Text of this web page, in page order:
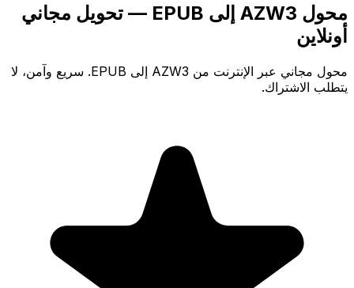
محول AZW3 إلى EPUB — تحويل مجاني
أونلاين
محول مجاني عبر الإنترنت من AZW3 إلى EPUB. سريع وآمن، لا
يتطلب الاشتراك.